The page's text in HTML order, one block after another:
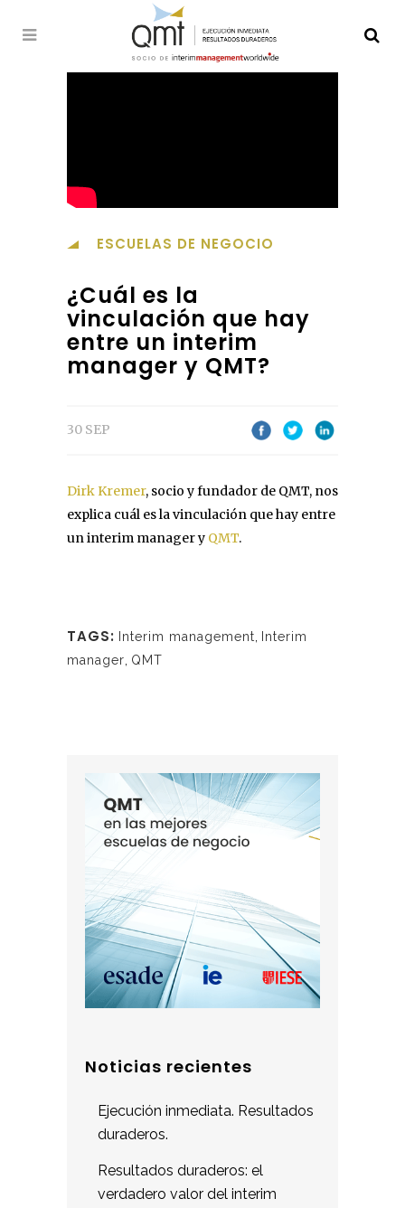
ESCUELAS DE NEGOCIO
¿Cuál es la
vinculación que hay
entre un interim
manager y QMT?
30 SEP
Dirk Kremer, socio y fundador de QMT, nos
explica cuál es la vinculación que hay entre
un interim manager y QMT.
TAGS: Interim management
Interim
manager QMT
Noticias recientes
Ejecución inmediata. Resultados
duraderos.
Resultados duraderos: el
verdadero valor del interim